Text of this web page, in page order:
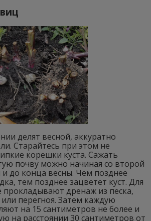
делят весной, аккуратно
Старайтесь при этом не
корешки куста. Сажать
почву можно начиная со второй
до конца весны. Чем позднее
тем позднее зацветет куст. Для
прокладывают дренаж из песка,
перегноя. Затем каждую
на 15 сантиметров не более и
на расстоянии 30 сантиметров от